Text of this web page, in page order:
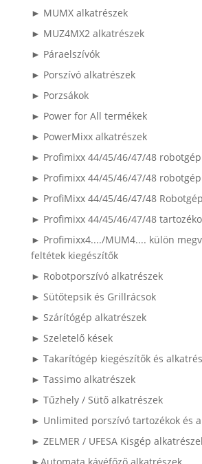
► MUMX alkatrészek
► MUZ4MX2 alkatrészek
► Páraelszívók
► Porszívó alkatrészek
► Porzsákok
► Power for All termékek
► PowerMixx alkatrészek
► Profimixx 44/45/46/47/48
► Profimixx 44/45/46/47/48
► ProfiMixx 44/45/46/47/48
► Profimixx 44/45/46/47/48
► Profimixx4..../MUM4.... külön
feltétek kiegészítők
► Robotporszívó alkatrészek
► Sütőtepsik és Grillrácsok
► Szárítógép alkatrészek
► Szeletelő kések
► Takarítógép kiegészítők és
► Tassimo alkatrészek
► Tűzhely / Sütő alkatrészek
► Unlimited porszívó tartozékok és
► ZELMER / UFESA Kisgép